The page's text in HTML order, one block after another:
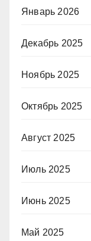
Январь 2026
Декабрь 2025
Ноябрь 2025
Октябрь 2025
Август 2025
Июль 2025
Июнь 2025
Май 2025